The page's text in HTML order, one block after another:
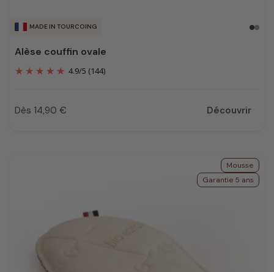
MADE IN TOURCOING
Alèse couffin ovale
4.9/5 (144)
Prix
Dès 14,90 € Découvrir
Mousse
Garantie 5 ans